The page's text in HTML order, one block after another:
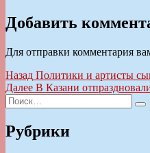
Добавить
Для отправки комментария
Навигация
по
записям
Назад Предыдущая
запись:
Политики и артисты
Далее Следующая
В Казани
Искать:
Рубрики